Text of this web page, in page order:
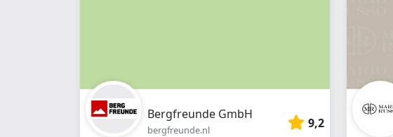
Bergfreunde GmbH
bergfreunde.nl 9,2